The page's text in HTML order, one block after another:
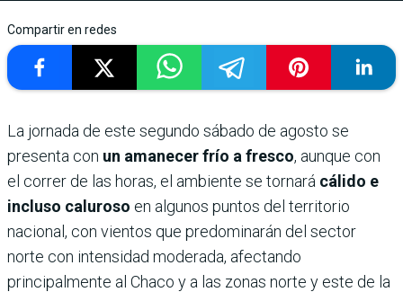
Compartir en redes
La jornada de este segundo sábado de agosto se
presenta con un amanecer frío a fresco, aunque con
el correr de las horas, el ambiente se tornará cálido e
incluso caluroso en algunos puntos del territorio
nacional, con vientos que predominarán del sector
norte con intensidad moderada, afectando
principalmente al Chaco y a las zonas norte y este de la